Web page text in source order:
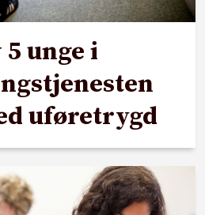
5 unge i
uføretrygd